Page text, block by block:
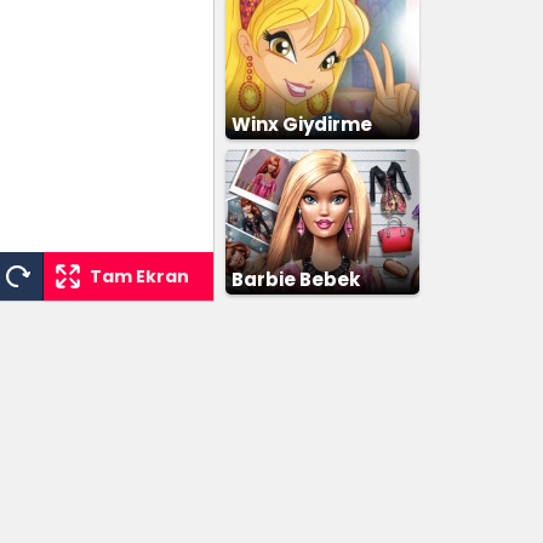
Tam Ekran
Winx Giydirme
Barbie Bebek